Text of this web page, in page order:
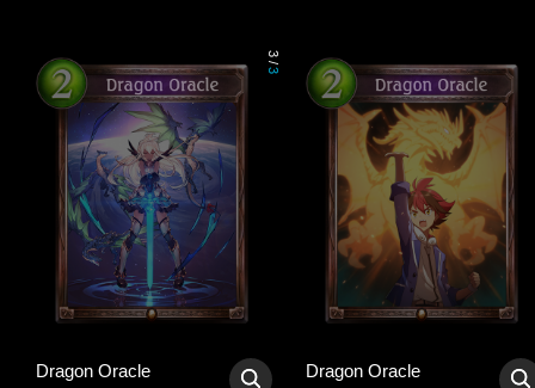
3
/
3
Dragon Oracle Dragon Oracle